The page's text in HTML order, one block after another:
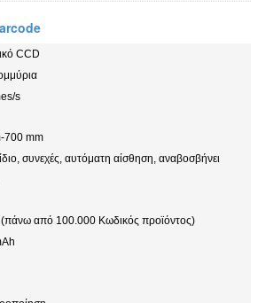
CCD
s
700 mm
συνεχές, αυτόματη αίσθηση, αναβοσβήνει
από 100.000 Κωδικός προϊόντος)